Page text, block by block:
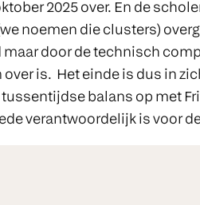
2025 over. En de
noemen die clusters)
door de technisch
is. Het einde is dus in
tussentijdse balans op met
verantwoordelijk is voor